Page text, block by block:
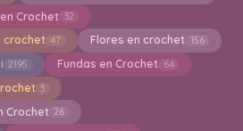
Crochet 32
crochet 47 Flores en crochet 156
2195 Fundas en Crochet 64
3
Crochet 26